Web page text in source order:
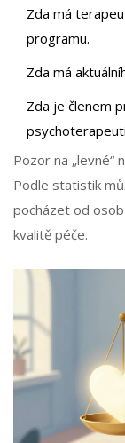
Zda má
programu.
Zda má
Zda je členem
Pozor na „levné“
Podle statistik
pocházet od
kvalitě péče.